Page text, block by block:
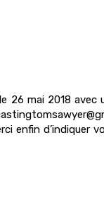
26 mai 2018 avec
enfin d’indiquer